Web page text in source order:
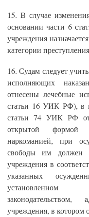
15. В случае
основании части 6
учреждения
категории
16. Судам следует
исполняющих
отнесены лечебные
статьи 16 УИК РФ), в
статьи 74 УИК РФ
открытой формой
наркоманией, при
свободы им должен
учреждения в
указанных
установленном
законодательством,
учреждения, в котором